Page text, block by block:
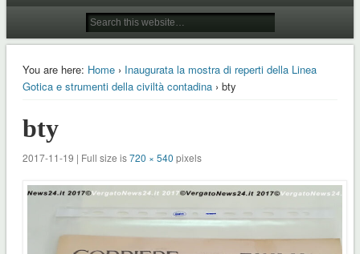
You are here: Home› Inaugurata la mostra di reperti della Linea
Gotica e strumenti della civiltà contadina› bty
bty
2017-11-19 | Full size is720 × 540 pixels